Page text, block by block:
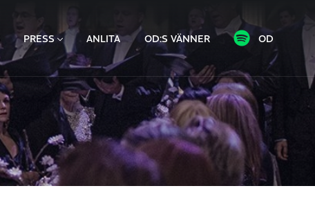
PRESS ANLITA OD:S VÄNNER OD